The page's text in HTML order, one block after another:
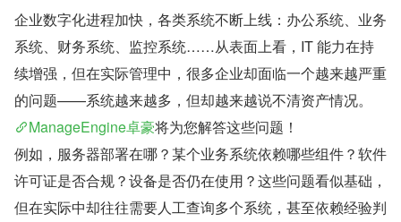
企业数字化进程加快，各类系统不断上线：办公系统、业务
系统、财务系统、监控系统……从表面上看，IT 能力在持
续增强，但在实际管理中，很多企业却面临一个越来越严重
的问题——系统越来越多，但却越来越说不清资产情况。
ManageEngine卓豪将为您解答这些问题！
例如，服务器部署在哪？某个业务系统依赖哪些组件？软件
许可证是否合规？设备是否仍在使用？这些问题看似基础，
但在实际中却往往需要人工查询多个系统，甚至依赖经验判